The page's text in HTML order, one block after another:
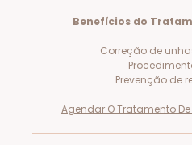
Benefícios do
Correção de
Prevenção de
Agendar O Tratamento